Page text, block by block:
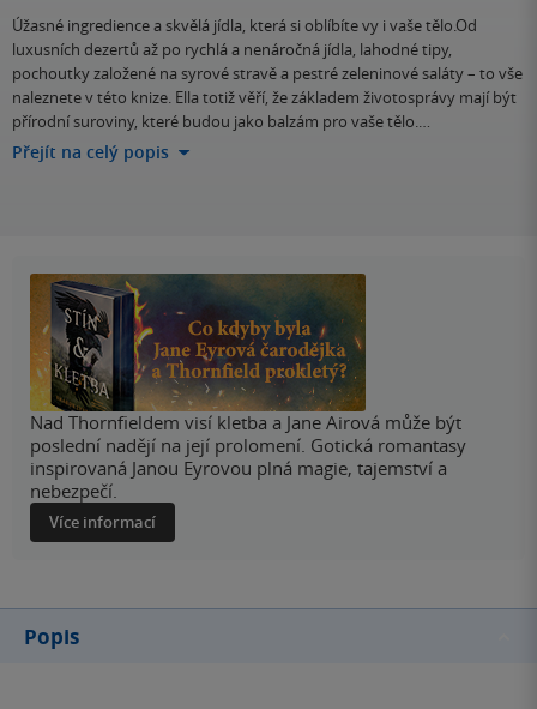
Úžasné ingredience a skvělá jídla, která si oblíbíte vy i vaše tělo.Od
luxusních dezertů až po rychlá a nenáročná jídla, lahodné tipy,
pochoutky založené na syrové stravě a pestré zeleninové saláty – to vše
naleznete v této knize. Ella totiž věří, že základem životosprávy mají být
přírodní suroviny, které budou jako balzám pro vaše tělo.…
Přejít na celý popis
Nad Thornfieldem visí kletba a Jane Airová může být
poslední nadějí na její prolomení. Gotická romantasy
inspirovaná Janou Eyrovou plná magie, tajemství a
nebezpečí.
Více informací
Popis